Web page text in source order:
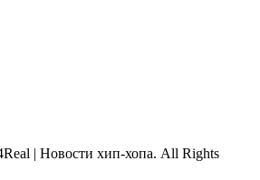
| Новости хип-хопа. All Rights